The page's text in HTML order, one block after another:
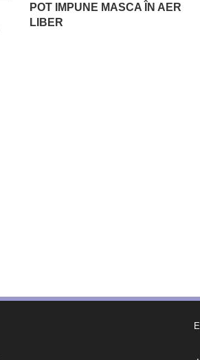
POT IMPUNE MASCA ÎN AER
LIBER